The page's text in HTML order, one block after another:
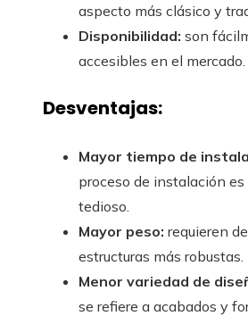
aspecto más clásico y
Disponibilidad: son
accesibles en el mercado.
Desventajas:
Mayor tiempo de
proceso de instalación es
tedioso.
Mayor peso: requieren de
estructuras más robustas.
Menor variedad de
se refiere a acabados y